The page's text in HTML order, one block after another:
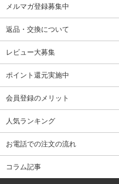
メルマガ登録募集中
返品・交換について
レビュー大募集
ポイント還元実施中
会員登録のメリット
人気ランキング
お電話での注文の流れ
コラム記事